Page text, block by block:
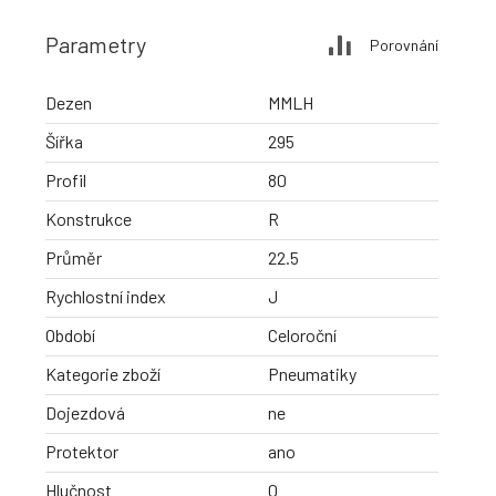
Parametry Porovnání
Dezen
MMLH
Šířka
295
Profil
80
Konstrukce
R
Průměr
22.5
Rychlostní index
J
Období
Celoroční
Kategorie zboží
Pneumatiky
Dojezdová
ne
Protektor
ano
Hlučnost
0